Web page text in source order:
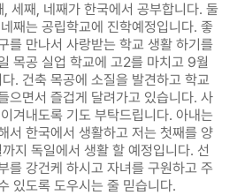
세째, 네째가 한국에서 공부합니다. 둘
째는 공립학교에 진학예정입니다. 좋
를 만나서 사랑받는 학교 생활 하기를
목공 실업 학교에 고2를 마치고 9월
. 건축 목공에 소질을 발견하고 학교
으면서 즐겁게 달려가고 있습니다. 사
겨내도록 기도 부탁드립니다. 아내는
서 한국에서 생활하고 저는 첫째를 양
지 독일에서 생활 할 예정입니다. 선
를 강건케 하시고 자녀를 구원하고 주
있도록 도우시는 줄 믿습니다.